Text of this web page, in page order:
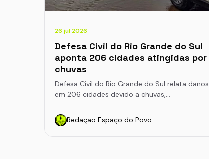
26 jul 2026
Defesa Civil do Rio Grande do Sul
aponta 206 cidades atingidas por
chuvas
Defesa Civil do Rio Grande do Sul relata danos
em 206 cidades devido a chuvas,…
Redação Espaço do Povo